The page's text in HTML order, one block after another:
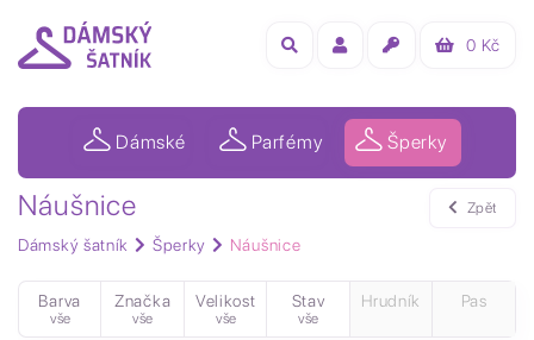
0 Kč
Dámské Parfémy Šperky
Náušnice
Dámský šatník Šperky Náušnice
Zpět
Barva
vše
Značka
vše
Velikost
vše
Stav
vše
Hrudník Pas